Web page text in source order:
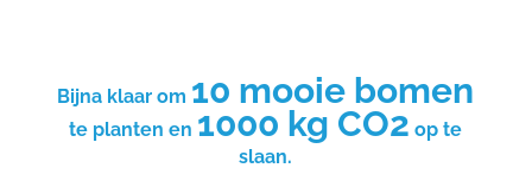
Bijna klaar om 10 mooie bomen
te planten en 1000 kg CO2 op te
slaan.